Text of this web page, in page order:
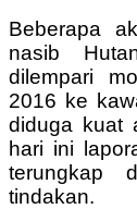
Beberapa
nasib
dilempari
2016 ke
diduga kuat
hari ini
terungkap
tindakan.